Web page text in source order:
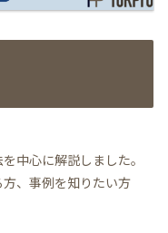
中心に解説しました。
、事例を知りたい方